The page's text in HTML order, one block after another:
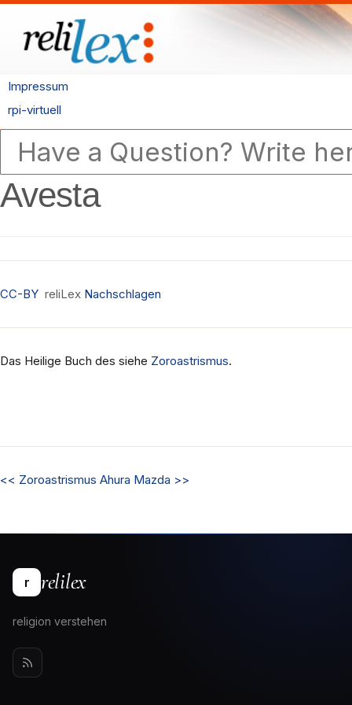
Impressum
rpi-virtuell
Avesta
CC-BY reliLex Nachschlagen
Das Heilige Buch des siehe Zoroastrismus.
<< Zoroastrismus Ahura Mazda >>
r relilex
religion verstehen